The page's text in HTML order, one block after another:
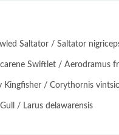
Saltator / Saltator
Swiftlet / Aerodramus
Kingfisher / Corythornis
/ Larus delawarensis